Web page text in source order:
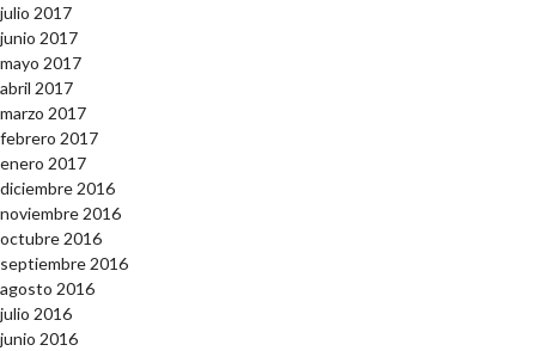
julio 2017
junio 2017
mayo 2017
abril 2017
marzo 2017
febrero 2017
enero 2017
diciembre 2016
noviembre 2016
octubre 2016
septiembre 2016
agosto 2016
julio 2016
junio 2016